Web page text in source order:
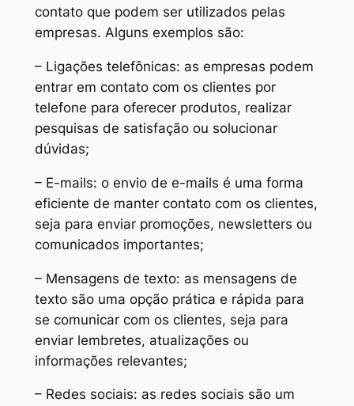
contato que podem ser utilizados pelas
empresas. Alguns exemplos são:
– Ligações telefônicas: as empresas podem
entrar em contato com os clientes por
telefone para oferecer produtos, realizar
pesquisas de satisfação ou solucionar
dúvidas;
– E-mails: o envio de e-mails é uma forma
eficiente de manter contato com os clientes,
seja para enviar promoções, newsletters ou
comunicados importantes;
– Mensagens de texto: as mensagens de
texto são uma opção prática e rápida para
se comunicar com os clientes, seja para
enviar lembretes, atualizações ou
informações relevantes;
– Redes sociais: as redes sociais são um